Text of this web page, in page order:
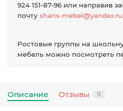
924 151-87-96 или направив
почту shans-mebel@yandex.ru
Ростовые группы на
мебель можно посмотреть
Описание Отзывы 0